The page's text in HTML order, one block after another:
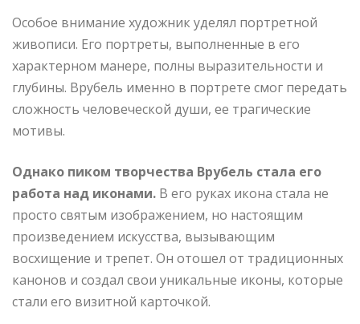
Особое внимание художник уделял портретной
живописи. Его портреты, выполненные в его
характерном манере, полны выразительности и
глубины. Врубель именно в портрете смог передать
сложность человеческой души, ее трагические
мотивы.
Однако пиком творчества Врубель стала его
работа над иконами. В его руках икона стала не
просто святым изображением, но настоящим
произведением искусства, вызывающим
восхищение и трепет. Он отошел от традиционных
канонов и создал свои уникальные иконы, которые
стали его визитной карточкой.